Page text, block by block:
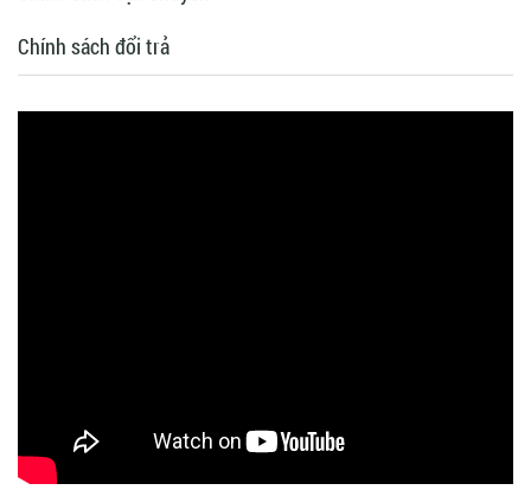
Chính sách đổi trả